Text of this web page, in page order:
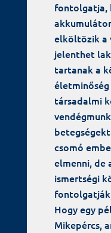
fontolgatja,
elköltözik a
jelenthet
tartanak a
társadalmi
csomó
elmenni, de
ismertségi
Hogy egy
Mikepércs,